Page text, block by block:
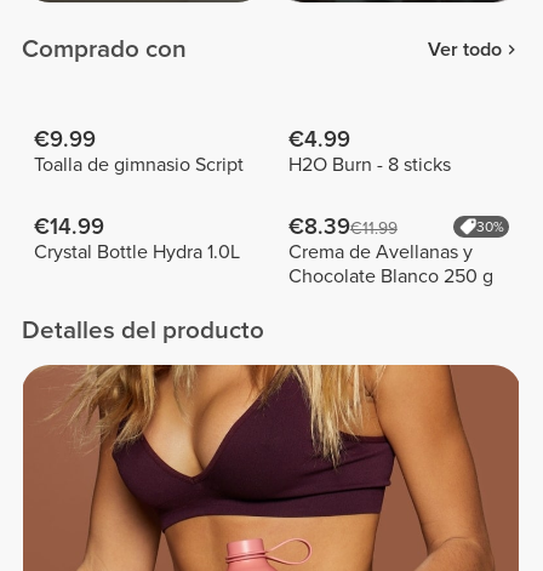
Comprado con Ver todo
€9.99
Toalla de gimnasio Script
€4.99
H2O Burn - 8 sticks
€14.99
Crystal Bottle Hydra 1.0L
€8.39€11.99 30%
Crema de Avellanas y
Chocolate Blanco 250 g
Detalles del producto